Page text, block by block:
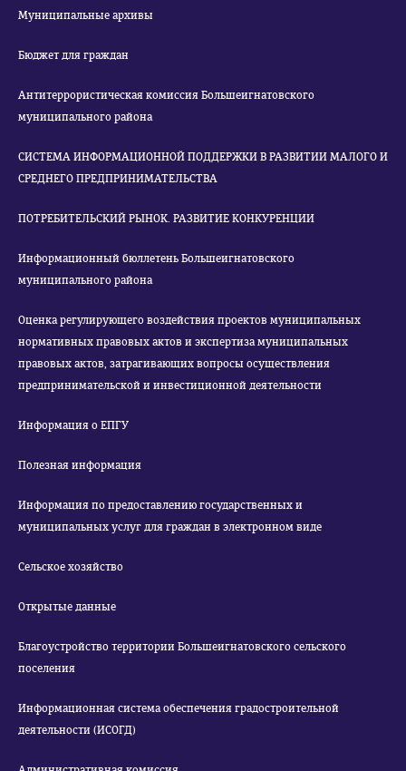
Муниципальные архивы
Бюджет для граждан
Антитеррористическая комиссия Большеигнатовского
муниципального района
СИСТЕМА ИНФОРМАЦИОННОЙ ПОДДЕРЖКИ В РАЗВИТИИ МАЛОГО И
СРЕДНЕГО ПРЕДПРИНИМАТЕЛЬСТВА
ПОТРЕБИТЕЛЬСКИЙ РЫНОК. РАЗВИТИЕ КОНКУРЕНЦИИ
Информационный бюллетень Большеигнатовского
муниципального района
Оценка регулирующего воздействия проектов муниципальных
нормативных правовых актов и экспертиза муниципальных
правовых актов, затрагивающих вопросы осуществления
предпринимательской и инвестиционной деятельности
Информация о ЕПГУ
Полезная информация
Информация по предоставлению государственных и
муниципальных услуг для граждан в электронном виде
Сельское хозяйство
Открытые данные
Благоустройство территории Большеигнатовского сельского
поселения
Информационная система обеспечения градостроительной
деятельности (ИСОГД)